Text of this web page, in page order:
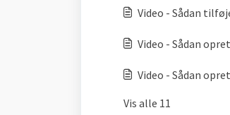
Video - Sådan
Video - Sådan
Video - Sådan
Vis alle 11